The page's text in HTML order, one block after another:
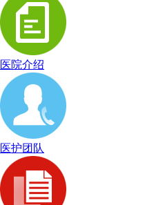
医院介绍
医护团队